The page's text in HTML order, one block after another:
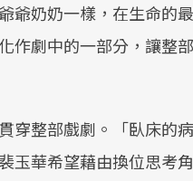
爺奶奶一樣，在生命的
作劇中的一部分，讓整
穿整部戲劇。「臥床的
玉華希望藉由換位思考